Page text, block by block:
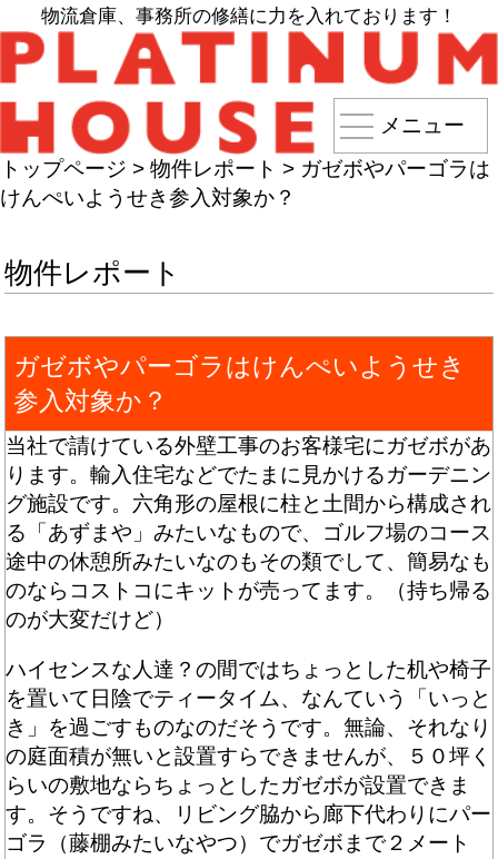
物流倉庫、事務所の修繕に力を入れております！
メニュー
トップページ > 物件レポート > ガゼボやパーゴラは
けんぺいようせき参入対象か？
物件レポート
ガゼボやパーゴラはけんぺいようせき
参入対象か？
当社で請けている外壁工事のお客様宅にガゼボがあ
ります。輸入住宅などでたまに見かけるガーデニン
グ施設です。六角形の屋根に柱と土間から構成され
る「あずまや」みたいなもので、ゴルフ場のコース
途中の休憩所みたいなのもその類でして、簡易なも
のならコストコにキットが売ってます。（持ち帰る
のが大変だけど）
ハイセンスな人達？の間ではちょっとした机や椅子
を置いて日陰でティータイム、なんていう「いっと
き」を過ごすものなのだそうです。無論、それなり
の庭面積が無いと設置すらできませんが、５０坪く
らいの敷地ならちょっとしたガゼボが設置できま
す。そうですね、リビング脇から廊下代わりにパー
ゴラ（藤棚みたいなやつ）でガゼボまで２メート